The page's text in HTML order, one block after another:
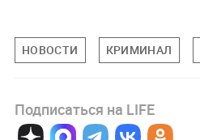
НОВОСТИ КРИМИНАЛ
Подписаться на LIFE